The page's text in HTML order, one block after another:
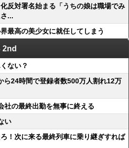
反対署名始まる「うちの娘は職場でみ
...
最高の美少女に就任してしまう
2nd
ない？
ら24時間で登録者数500万人割れ12万
社の最終出勤を無事に終える
い
！次に来る最終列車に乗り継ぎすれば